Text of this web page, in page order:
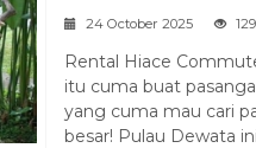
24 October 2025
Rental Hiace
itu cuma buat
yang cuma mau cari
besar! Pulau Dewata